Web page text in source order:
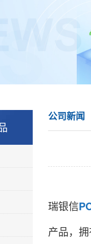
公司新闻
瑞银信
产品，